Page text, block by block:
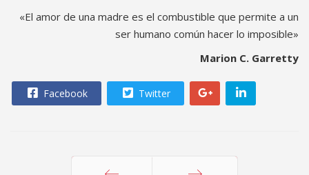
«El amor de una madre es el combustible que permite a un
ser humano común hacer lo imposible»
Marion C. Garretty
Facebook Twitter